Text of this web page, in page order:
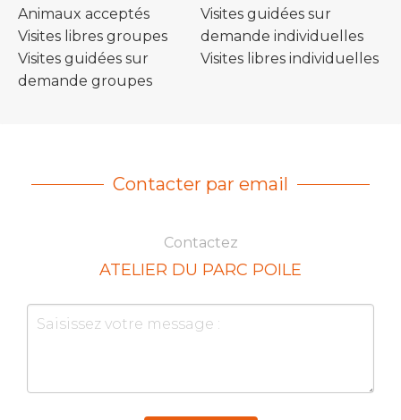
Animaux acceptés
Visites libres groupes
Visites guidées sur
demande groupes
Visites guidées sur
demande individuelles
Visites libres individuelles
Contacter par email
Contactez
ATELIER DU PARC POILE